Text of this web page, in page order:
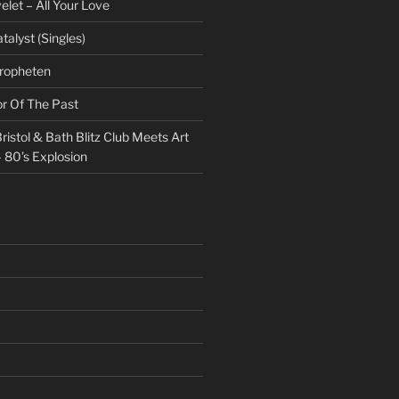
– All Your Love
(Singles)
Of The Past
& Bath Blitz Club Meets Art
Explosion